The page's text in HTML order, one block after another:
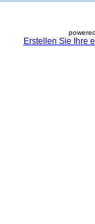
Erstellen Sie Ihre